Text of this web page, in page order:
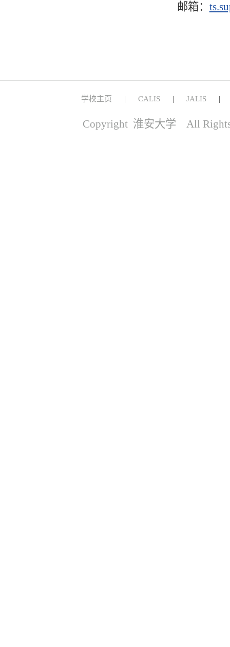
邮箱：
学校主页 CALIS JALIS
Copyright 淮安大学 All